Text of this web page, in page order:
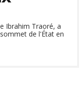
Ibrahim Traoré, a
de l'État en